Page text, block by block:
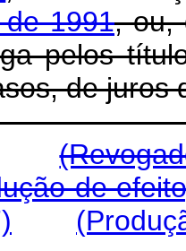
1991, ou,
pelos
de juros
de